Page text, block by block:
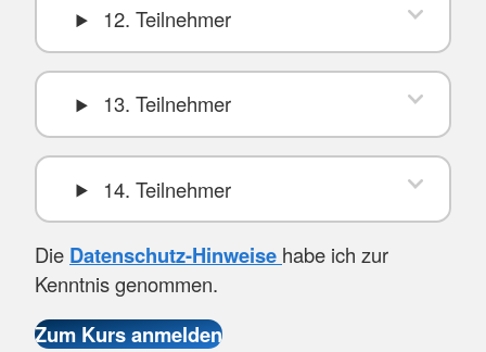
12. Teilnehmer
13. Teilnehmer
14. Teilnehmer
Die Datenschutz-Hinweise habe ich zur
Kenntnis genommen.